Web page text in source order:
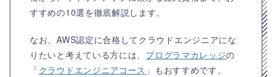
すすめの10選を徹底解説します。
なお、AWS認定に合格してクラウドエンジニアにな
りたいと考えている方には、 プログラマカレッジの
「クラウドエンジニアコース 」もおすすめです。